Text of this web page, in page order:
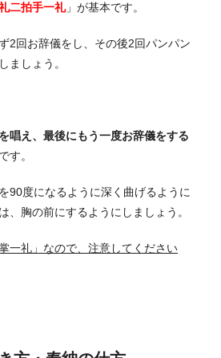
二拍手一礼」が基本です。
2回お辞儀をし、その後2回パンパン
ましょう。
唱え、最後にもう一度お辞儀をする
す。
90度になるように深く曲げるように
、胸の前にするようにしましょう。
一礼」なので、注意してください